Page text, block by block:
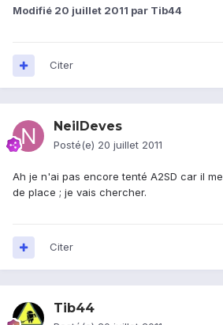
Modifié 20 juillet 2011 par Tib44
Citer
NeilDeves
Posté(e) 20 juillet 2011
Ah je n'ai pas encore tenté A2SD car il
de place ; je vais chercher.
Citer
Tib44